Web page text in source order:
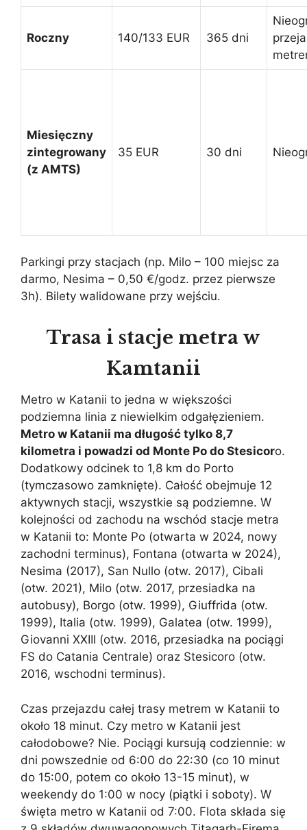
Roczny 140/133 EUR 365 dni
Miesięczny
zintegrowany
(z AMTS)
35 EUR 30 dni
Parkingi przy stacjach (np. Milo – 100 miejsc za
darmo, Nesima – 0,50 €/godz. przez pierwsze
3h). Bilety walidowane przy wejściu.
Trasa i stacje metra w
Kamtanii
Metro w Katanii to jedna w większości
podziemna linia z niewielkim odgałęzieniem.
Metro w Katanii ma długość tylko 8,7
kilometra i powadzi od Monte Po do Stesicoro.
Dodatkowy odcinek to 1,8 km do Porto
(tymczasowo zamknięte). Całość obejmuje 12
aktywnych stacji, wszystkie są podziemne. W
kolejności od zachodu na wschód stacje metra
w Katanii to: Monte Po (otwarta w 2024, nowy
zachodni terminus), Fontana (otwarta w 2024),
Nesima (2017), San Nullo (otw. 2017), Cibali
(otw. 2021), Milo (otw. 2017, przesiadka na
autobusy), Borgo (otw. 1999), Giuffrida (otw.
1999), Italia (otw. 1999), Galatea (otw. 1999),
Giovanni XXIII (otw. 2016, przesiadka na pociągi
FS do Catania Centrale) oraz Stesicoro (otw.
2016, wschodni terminus).
Czas przejazdu całej trasy metrem w Katanii to
około 18 minut. Czy metro w Katanii jest
całodobowe? Nie. Pociągi kursują codziennie: w
dni powszednie od 6:00 do 22:30 (co 10 minut
do 15:00, potem co około 13-15 minut), w
weekendy do 1:00 w nocy (piątki i soboty). W
święta metro w Katanii od 7:00. Flota składa się